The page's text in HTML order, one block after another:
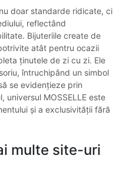
doar standarde ridicate, ci
reflectând
Bijuteriile create de
atât pentru ocazii
ținutele de zi cu zi. Ele
întruchipând un simbol
se evidențieze prin
universul MOSSELLE este
și a exclusivității fără
multe site-uri